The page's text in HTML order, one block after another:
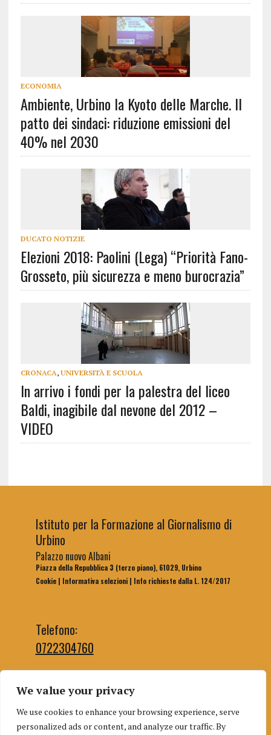
We value your privacy
We use cookies to enhance your browsing experience, serve
personalized ads or content, and analyze our traffic. By
ECONOMIA
Ambiente, Urbino la Kyoto delle Marche. Il
patto dei sindaci: riduzione emissioni del
40% nel 2030
DUCATO NOTIZIE
Elezioni 2018: Paolini (Lega) “Priorità Fano-
Grosseto, più sicurezza e meno burocrazia”
CRONACA, UNIVERSITÀ E SCUOLA
In arrivo i fondi per la palestra del liceo
Baldi, inagibile dal nevone del 2012 –
VIDEO
Istituto per la Formazione al Giornalismo di
Urbino
Palazzo nuovo Albani
Piazza della Repubblica 3 (terzo piano), 61029, Urbino
Cookie| Informativa selezioni| Info richieste dalla L. 124/2017
Telefono:
0722304760
Email segreteria:
segreteriaifg@uniurb.it